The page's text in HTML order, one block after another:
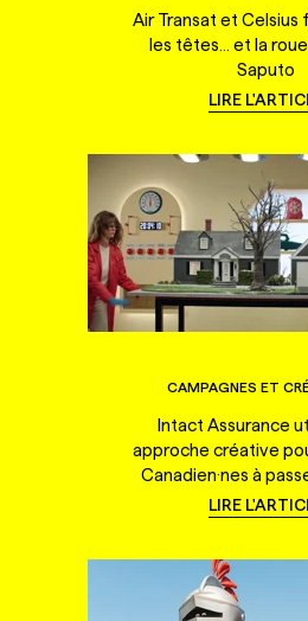
Air Transat et Celsius
les têtes... et la
Saputo
LIRE
CAMPAGNES ET
Intact Assurance
approche créative
Canadien·nes à
LIRE